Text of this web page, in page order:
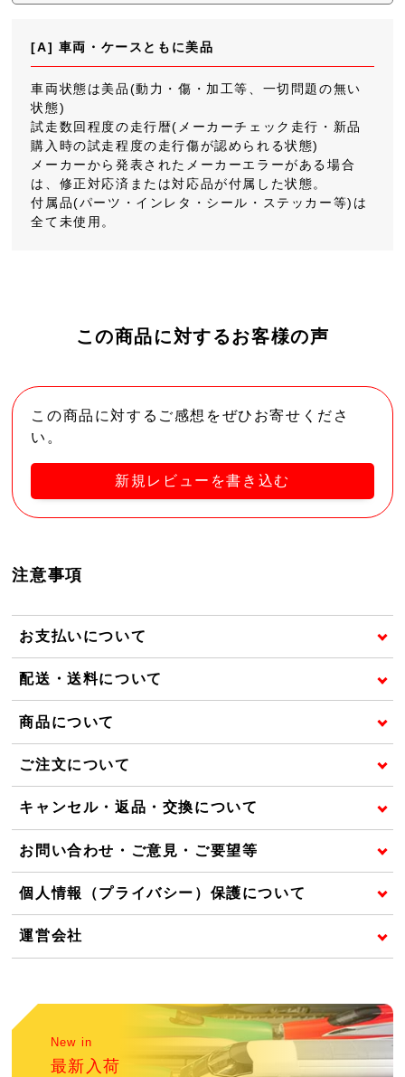
[A] 車両・ケースともに美品
車両状態は美品(動力・傷・加工等、一切問題の無い
状態)
試走数回程度の走行暦(メーカーチェック走行・新品
購入時の試走程度の走行傷が認められる状態)
メーカーから発表されたメーカーエラーがある場合
は、修正対応済または対応品が付属した状態。
付属品(パーツ・インレタ・シール・ステッカー等)は
全て未使用。
この商品に対するお客様の声
この商品に対するご感想をぜひお寄せくださ
い。
新規レビューを書き込む
注意事項
お支払いについて
配送・送料について
商品について
ご注文について
キャンセル・返品・交換について
お問い合わせ・ご意見・ご要望等
個人情報（プライバシー）保護について
運営会社
New in
最新入荷